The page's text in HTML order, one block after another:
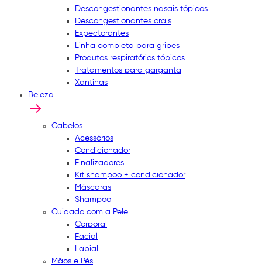
Descongestionantes nasais tópicos
Descongestionantes orais
Expectorantes
Linha completa para gripes
Produtos respiratórios tópicos
Tratamentos para garganta
Xantinas
Beleza
Cabelos
Acessórios
Condicionador
Finalizadores
Kit shampoo + condicionador
Máscaras
Shampoo
Cuidado com a Pele
Corporal
Facial
Labial
Mãos e Pés